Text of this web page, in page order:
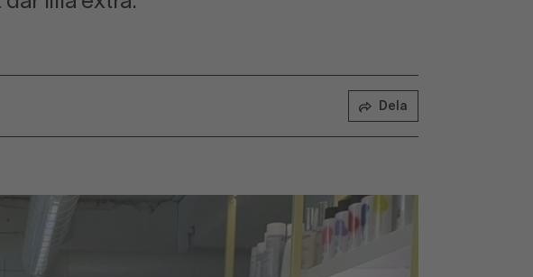
Dela